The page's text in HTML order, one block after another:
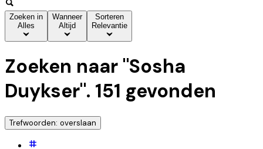
Zoeken in
Alles
Wanneer
Altijd
Sorteren
Relevantie
Zoeken naar "Sosha
Duykser". 151 gevonden
Trefwoorden: overslaan